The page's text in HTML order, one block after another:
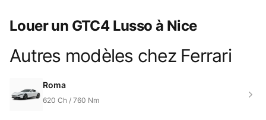
Louer un GTC4 Lusso à Nice
Product information
Autres modèles chez Ferrari
Roma
620 Ch / 760 Nm